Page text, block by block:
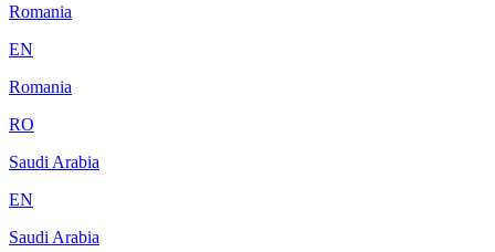
Romania
EN
Romania
RO
Saudi Arabia
EN
Saudi Arabia